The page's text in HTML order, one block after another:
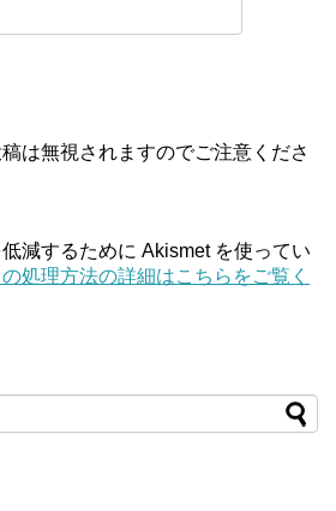
は無視されますのでご注意くださ
減するために Akismet を使ってい
処理方法の詳細はこちらをご覧く